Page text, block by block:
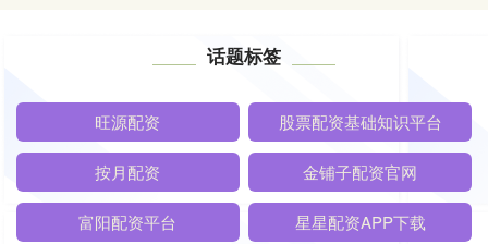
话题标签
旺源配资 股票配资基础知识平台
按月配资 金铺子配资官网
富阳配资平台 星星配资APP下载